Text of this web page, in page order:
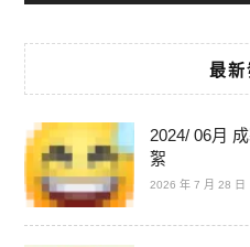
最新
2024/ 06月
絮
2026 年 7 月 28 日